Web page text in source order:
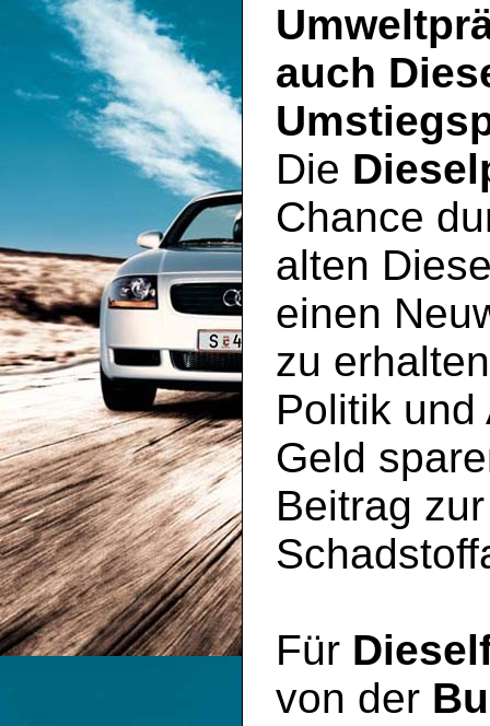
auch
Die
Chance
alten
einen
zu
Politik
Geld
Beitrag
Für
von der